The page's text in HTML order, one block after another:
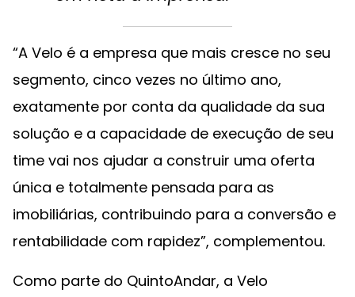
“A Velo é a empresa que mais cresce no seu
segmento, cinco vezes no último ano,
exatamente por conta da qualidade da sua
solução e a capacidade de execução de seu
time vai nos ajudar a construir uma oferta
única e totalmente pensada para as
imobiliárias, contribuindo para a conversão e
rentabilidade com rapidez”, complementou.
Como parte do QuintoAndar, a Velo